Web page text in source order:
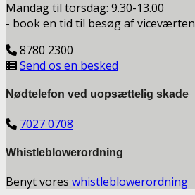
Mandag til torsdag: 9.30-13.00
- book en tid til besøg af viceværten
8780 2300
Send os en besked
Nødtelefon ved uopsættelig skade
7027 0708
Whistleblowerordning
Benyt vores whistleblowerordning